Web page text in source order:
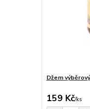
Džem
159 Kč/ks